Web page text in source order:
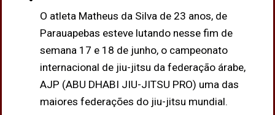
O atleta Matheus da Silva de 23 anos, de
Parauapebas esteve lutando nesse fim de
semana 17 e 18 de junho, o campeonato
internacional de jiu-jitsu da federação árabe,
AJP (ABU DHABI JIU-JITSU PRO) uma das
maiores federações do jiu-jitsu mundial.